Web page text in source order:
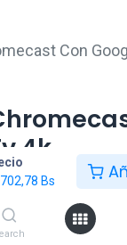
Bs
Con
4k